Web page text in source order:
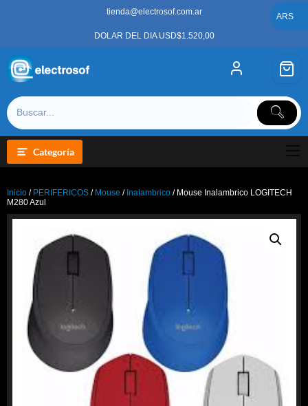
tienda@electrosof.com.ar
DOLAR DEL DIA USD$1.520,00
Categoría
Inicio / PERIFERICOS / Mouse / Inalambrico / Mouse Inalambrico LOGITECH
M280 Azul
ARS